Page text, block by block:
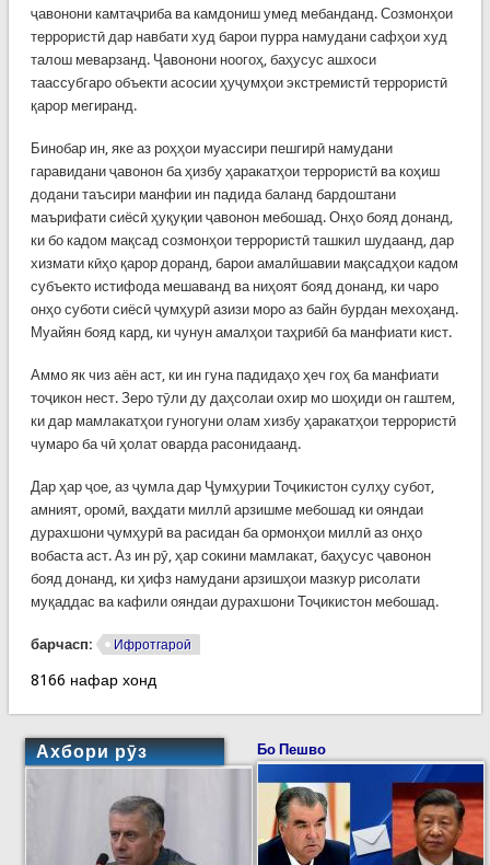
ҷавонони камтаҷриба ва камдониш умед мебанданд. Созмонҳои
террористӣ дар навбати худ барои пурра намудани сафҳои худ
талош меварзанд. Ҷавонони ноогоҳ, баҳусус ашхоси
таассубгаро объекти асосии ҳуҷумҳои экстремистӣ террористӣ
қарор мегиранд.
Бинобар ин, яке аз роҳҳои муассири пешгирӣ намудани
гаравидани ҷавонон ба ҳизбу ҳаракатҳои террористӣ ва коҳиш
додани таъсири манфии ин падида баланд бардоштани
маърифати сиёсӣ ҳуқуқии ҷавонон мебошад. Онҳо бояд донанд,
ки бо кадом мақсад созмонҳои террористӣ ташкил шудаанд, дар
хизмати кӣҳо қарор доранд, барои амалӣшавии мақсадҳои кадом
субъекто истифода мешаванд ва ниҳоят бояд донанд, ки чаро
онҳо суботи сиёсӣ ҷумҳурӣ азизи моро аз байн бурдан мехоҳанд.
Муайян бояд кард, ки чунун амалҳои таҳрибӣ ба манфиати кист.
Аммо як чиз аён аст, ки ин гуна падидаҳо ҳеч гоҳ ба манфиати
тоҷикон нест. Зеро тӯли ду даҳсолаи охир мо шоҳиди он гаштем,
ки дар мамлакатҳои гуногуни олам хизбу ҳаракатҳои террористӣ
чумаро ба чӣ ҳолат оварда расонидаанд.
Дар ҳар ҷое, аз ҷумла дар Ҷумҳурии Тоҷикистон сулҳу субот,
амният, оромӣ, ваҳдати миллӣ арзишме мебошад ки ояндаи
дурахшони ҷумҳурӣ ва расидан ба ормонҳои миллӣ аз онҳо
вобаста аст. Аз ин рӯ, ҳар сокини мамлакат, баҳусус ҷавонон
бояд донанд, ки ҳифз намудани арзишҳои мазкур рисолати
муқаддас ва кафили ояндаи дурахшони Тоҷикистон мебошад.
барчасп: Ифротгароӣ
8166 нафар хонд
Ахбори рӯз Бо Пешво